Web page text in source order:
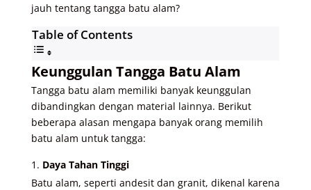
jauh tentang tangga batu alam?
Table of Contents
Keunggulan Tangga Batu Alam
Tangga batu alam memiliki banyak keunggulan
dibandingkan dengan material lainnya. Berikut
beberapa alasan mengapa banyak orang memilih
batu alam untuk tangga:
Daya Tahan Tinggi
Batu alam, seperti andesit dan granit, dikenal karena